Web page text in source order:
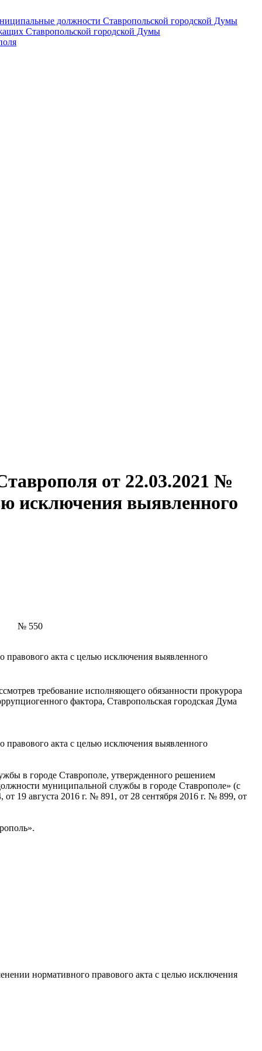
должности Ставропольской городской Думы
Ставропольской городской Думы
от 22.03.2021 №
исключения выявленного
550
акта с целью исключения выявленного
требование исполняющего обязанности прокурора
фактора, Ставропольская городская Дума
акта с целью исключения выявленного
в городе Ставрополе, утвержденного решением
муниципальной службы в городе Ставрополе» (с
19 августа 2016 г. № 891, от 28 сентября 2016 г. № 899, от
нормативного правового акта с целью исключения